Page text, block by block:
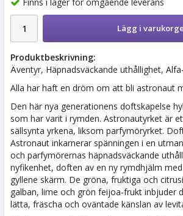
Lägg i
Produktbeskrivning:
Äventyr, Häpnadsväckande uthållighet,
Alla har haft en dröm om att bli astronaut
Den här nya generationens doftskapelse
som har varit i rymden. Astronautyrket är
sällsynta yrkena, liksom parfymöryrket.
Astronaut inkarnerar spänningen i en
och parfymörernas häpnadsväckande
nyfikenhet, doften av en ny rymdhjälm
gyllene skärm. De gröna, fruktiga och
galban, lime och grön feijoa-frukt inbjuder
lätta, fräscha och oväntade känslan av